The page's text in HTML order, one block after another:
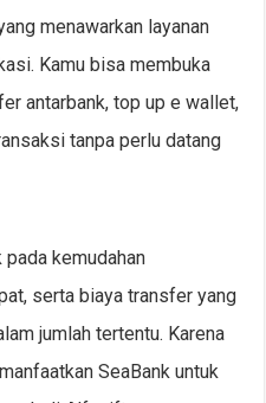
menawarkan layanan
Kamu bisa membuka
antarbank, top up e wallet,
tanpa perlu datang
kemudahan
serta biaya transfer yang
jumlah tertentu. Karena
SeaBank untuk